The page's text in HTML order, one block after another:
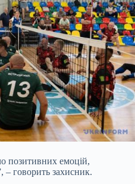
позитивних емоцій,
– говорить захисник.